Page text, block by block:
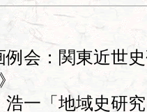
例会：関東近世
一「地域史研